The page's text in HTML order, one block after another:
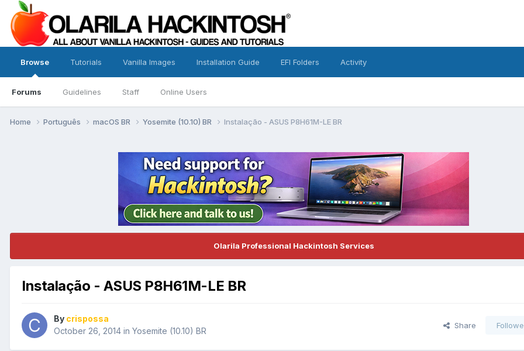
Browse
Forums Guidelines Staff Online Users
Tutorials Vanilla Images Installation Guide EFI Folders Activity
Home Português macOS BR Yosemite (10.10) BR Instalação - ASUS P8H61M-LE BR
Olarila Professional Hackintosh Services
Instalação - ASUS P8H61M-LE BR
By crispossa
October 26, 2014 in Yosemite (10.10) BR
Share